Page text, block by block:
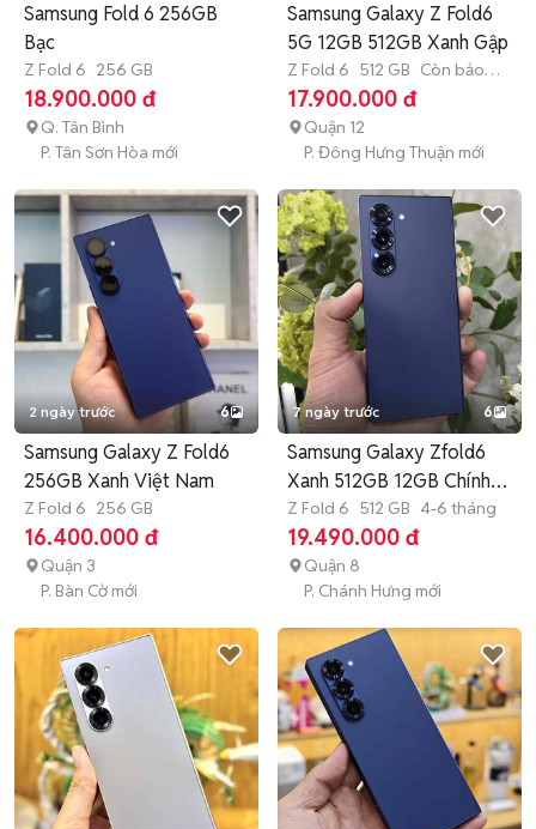
Samsung Fold 6 256GB
Bạc
Z Fold 6 256 GB
18.900.000 đ
Q. Tân Bình
P. Tân Sơn Hòa mới
Samsung Galaxy Z Fold6
5G 12GB 512GB Xanh Gập
Z Fold 6 512 GB Còn bảo
hành
17.900.000 đ
Quận 12
P. Đông Hưng Thuận mới
2 ngày trước 6
Samsung Galaxy Z Fold6
256GB Xanh Việt Nam
Z Fold 6 256 GB
16.400.000 đ
Quận 3
P. Bàn Cờ mới
7 ngày trước 6
Samsung Galaxy Zfold6
Xanh 512GB 12GB Chính
hãng
Z Fold 6 512 GB 4-6 tháng
19.490.000 đ
Quận 8
P. Chánh Hưng mới